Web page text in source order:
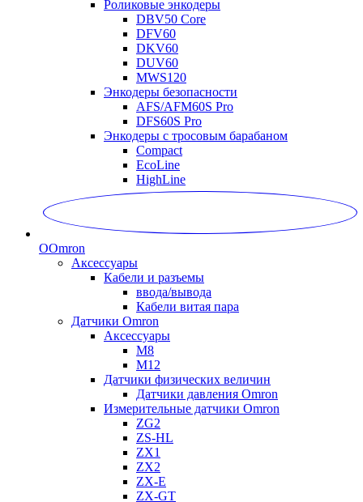
Роликовые энкодеры
DBV50 Core
DFV60
DKV60
DUV60
MWS120
Энкодеры безопасности
AFS/AFM60S Pro
DFS60S Pro
Энкодеры с тросовым барабаном
Compact
EcoLine
HighLine
OOmron
Аксессуары
Кабели и разъемы
ввода/вывода
Кабели витая пара
Датчики Omron
Аксессуары
M8
M12
Датчики физических величин
Датчики давления Omron
Измерительные датчики Omron
ZG2
ZS-HL
ZX1
ZX2
ZX-E
ZX-GT